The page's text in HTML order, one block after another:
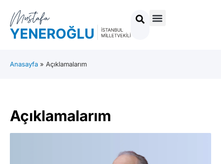
Anasayfa » Açıklamalarım
Açıklamalarım